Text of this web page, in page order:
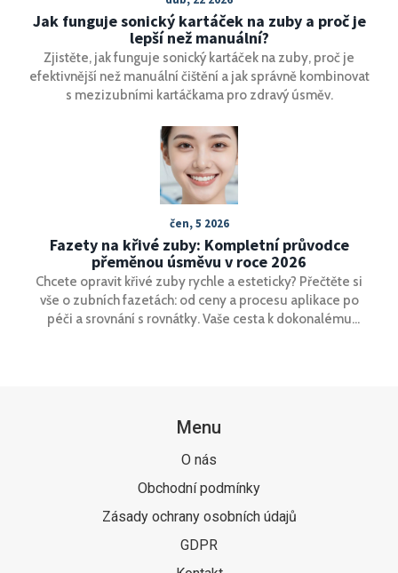
Jak funguje sonický kartáček na zuby a proč je
lepší než manuální?
Zjistěte, jak funguje sonický kartáček na zuby, proč je
efektivnější než manuální čištění a jak správně kombinovat
s mezizubními kartáčkama pro zdravý úsměv.
čen, 5 2026
Fazety na křivé zuby: Kompletní průvodce
přeměnou úsměvu v roce 2026
Chcete opravit křivé zuby rychle a esteticky? Přečtěte si
vše o zubních fazetách: od ceny a procesu aplikace po
péči a srovnání s rovnátky. Vaše cesta k dokonalému
Menu
O nás
Obchodní podmínky
Zásady ochrany osobních údajů
GDPR